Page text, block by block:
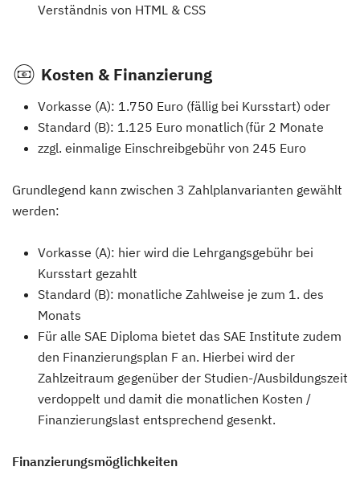
Verständnis von HTML & CSS
Kosten & Finanzierung
Vorkasse (A): 1.750 Euro (fällig bei Kursstart) oder
Standard (B): 1.125 Euro monatlich (für 2 Monate
zzgl. einmalige Einschreibgebühr von 245 Euro
Grundlegend kann zwischen 3 Zahlplanvarianten gewählt
werden:
Vorkasse (A): hier wird die Lehrgangsgebühr bei
Kursstart gezahlt
Standard (B): monatliche Zahlweise je zum 1. des
Monats
Für alle SAE Diploma bietet das SAE Institute zudem
den Finanzierungsplan F an. Hierbei wird der
Zahlzeitraum gegenüber der Studien-/Ausbildungszeit
verdoppelt und damit die monatlichen Kosten /
Finanzierungslast entsprechend gesenkt.
Finanzierungsmöglichkeiten